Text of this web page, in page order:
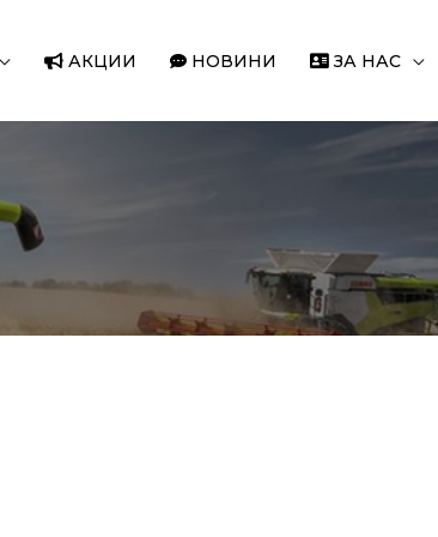
АКЦИИ НОВИНИ ЗА НАС